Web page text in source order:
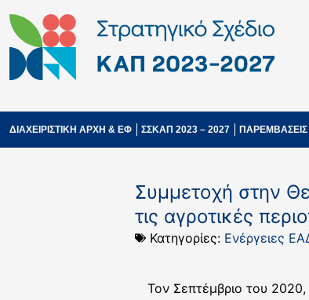
ΔΙΑΧΕΙΡΙΣΤΙΚΗ ΑΡΧΗ & ΕΦ ΣΣΚΑΠ 2023 – 2027 ΠΑΡΕΜΒΑΣΕΙΣ
Συμμετοχή στην
τις αγροτικές
Κατηγορίες: Ενέργειες
Τον Σεπτέμβριο του